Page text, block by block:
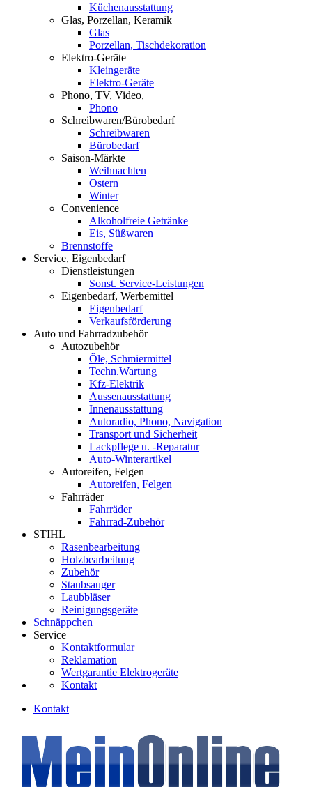
Küchenausstattung
Glas, Porzellan, Keramik
Glas
Porzellan, Tischdekoration
Elektro-Geräte
Kleingeräte
Elektro-Geräte
Phono, TV, Video,
Phono
Schreibwaren/Bürobedarf
Schreibwaren
Bürobedarf
Saison-Märkte
Weihnachten
Ostern
Winter
Convenience
Alkoholfreie Getränke
Eis, Süßwaren
Brennstoffe
Service, Eigenbedarf
Dienstleistungen
Sonst. Service-Leistungen
Eigenbedarf, Werbemittel
Eigenbedarf
Verkaufsförderung
Auto und Fahrradzubehör
Autozubehör
Öle, Schmiermittel
Techn.Wartung
Kfz-Elektrik
Aussenausstattung
Innenausstattung
Autoradio, Phono, Navigation
Transport und Sicherheit
Lackpflege u. -Reparatur
Auto-Winterartikel
Autoreifen, Felgen
Autoreifen, Felgen
Fahrräder
Fahrräder
Fahrrad-Zubehör
STIHL
Rasenbearbeitung
Holzbearbeitung
Zubehör
Staubsauger
Laubbläser
Reinigungsgeräte
Schnäppchen
Service
Kontaktformular
Reklamation
Wertgarantie Elektrogeräte
Kontakt
Kontakt